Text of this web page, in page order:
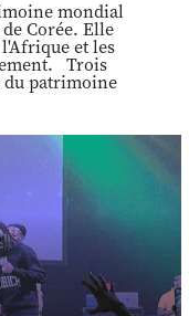
mondial
Corée. Elle
et les
Trois
du patrimoine